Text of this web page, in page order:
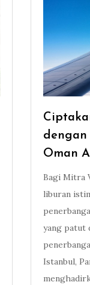
dengan
Oman
Bagi Mitra
liburan
yang patut
Istanbul,